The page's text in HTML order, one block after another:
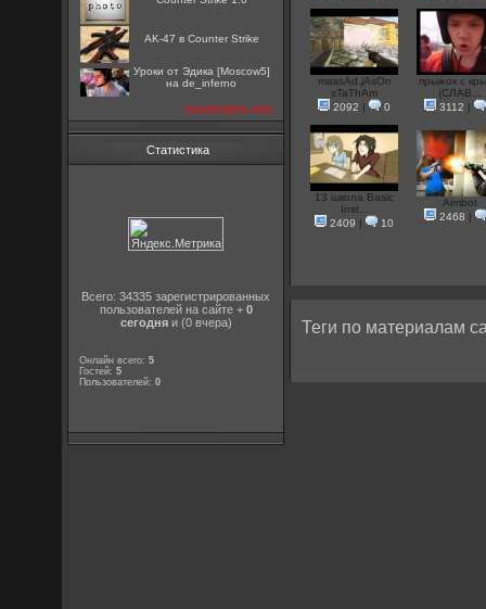
AK-47 в Counter Strike
Уроки от Эдика [Moscow5]
на de_inferno
посмотреть все
Статистика
Всего: 34335 зарегистрированных
пользователей на сайте + 0
сегодняи (0 вчера)
Онлайн всего:5
Гостей:5
Пользователей:0
massAd.jAsOn
sTaThAm
2092 | 0
прыжок с
(СЛАВ...
3112 |
13 школа Basic
Inst...
2409 | 10
Aimbot
2468 |
Теги по материалам